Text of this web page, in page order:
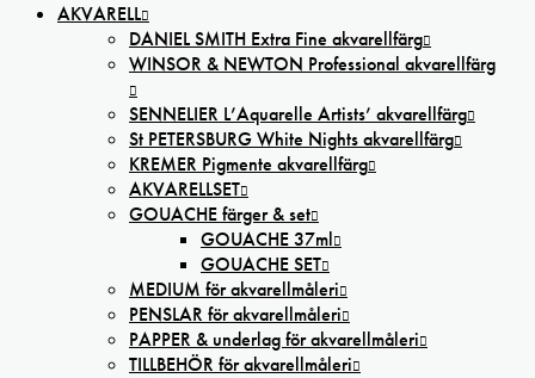
AKVARELL
DANIEL SMITH Extra Fine akvarellfärg
WINSOR & NEWTON Professional akvarellfärg
SENNELIER L’Aquarelle Artists’ akvarellfärg
St PETERSBURG White Nights akvarellfärg
KREMER Pigmente akvarellfärg
AKVARELLSET
GOUACHE färger & set
GOUACHE 37ml
GOUACHE SET
MEDIUM för akvarellmåleri
PENSLAR för akvarellmåleri
PAPPER & underlag för akvarellmåleri
TILLBEHÖR för akvarellmåleri